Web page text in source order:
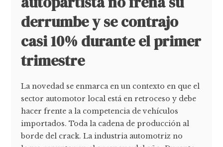
derrumbe y se contrajo
casi 10% durante el primer
trimestre
La novedad se enmarca en un contexto en que el
sector automotor local está en retroceso y debe
hacer frente a la competencia de vehículos
importados. Toda la cadena de producción al
borde del crack. La industria automotriz no